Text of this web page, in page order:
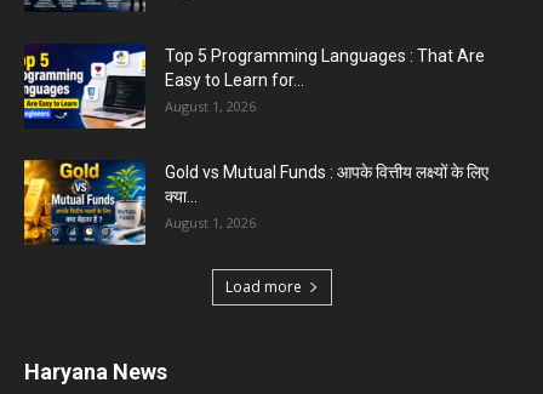
Top 5 Programming Languages : That Are
Easy to Learn for...
August 1, 2026
Gold vs Mutual Funds : आपके वित्तीय लक्ष्यों के लिए
क्या...
August 1, 2026
Load more
Haryana News